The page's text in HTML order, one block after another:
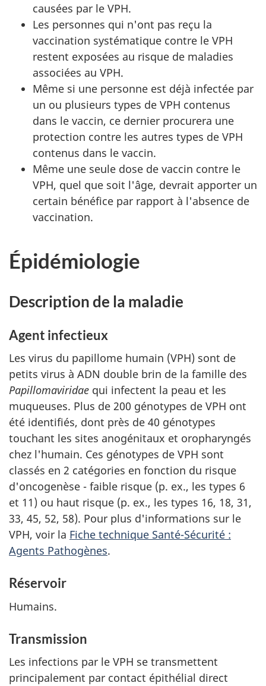
causées par le VPH.
Les personnes qui n'ont pas reçu la
vaccination systématique contre le VPH
restent exposées au risque de maladies
associées au VPH.
Même si une personne est déjà infectée par
un ou plusieurs types de VPH contenus
dans le vaccin, ce dernier procurera une
protection contre les autres types de VPH
contenus dans le vaccin.
Même une seule dose de vaccin contre le
VPH, quel que soit l'âge, devrait apporter un
certain bénéfice par rapport à l'absence de
vaccination.
Épidémiologie
Description de la maladie
Agent infectieux
Les virus du papillome humain (VPH) sont de
petits virus à ADN double brin de la famille des
Papillomaviridae qui infectent la peau et les
muqueuses. Plus de 200 génotypes de VPH ont
été identifiés, dont près de 40 génotypes
touchant les sites anogénitaux et oropharyngés
chez l'humain. Ces génotypes de VPH sont
classés en 2 catégories en fonction du risque
d'oncogenèse - faible risque (p. ex., les types 6
et 11) ou haut risque (p. ex., les types 16, 18, 31,
33, 45, 52, 58). Pour plus d'informations sur le
VPH, voir la Fiche technique Santé-Sécurité :
Agents Pathogènes.
Réservoir
Humains.
Transmission
Les infections par le VPH se transmettent
principalement par contact épithélial direct